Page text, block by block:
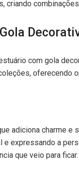
criando
com gola
oferecendo
adiciona charme
expressando a
que veio para ficar.